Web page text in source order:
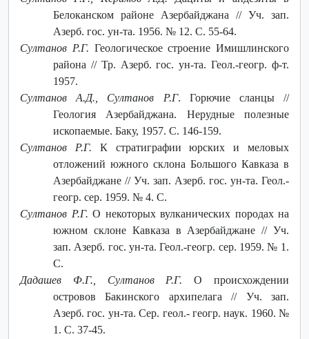
Белоканском районе Азербайджана // Уч. зап.
Азерб. гос. ун-та. 1956. № 12. С. 55-64.
Султанов Р.Г. Геологическое строение Имишлинского
района // Тр. Азерб. гос. ун-та. Геол.-геогр. ф-т.
1957.
Султанов А.Д., Султанов Р.Г. Горючие сланцы //
Геология Азербайджана. Нерудные полезные
ископаемые. Баку, 1957. С. 146-159.
Султанов Р.Г. К стратиграфии юрских и меловых
отложений южного склона Большого Кавказа в
Азербайджане // Уч. зап. Азерб. гос. ун-та. Геол.-
геогр. сер. 1959. № 4. С.
Султанов Р.Г. О некоторых вулканических породах на
южном склоне Кавказа в Азербайджане // Уч.
зап. Азерб. гос. ун-та. Геол.-геогр. сер. 1959. № 1.
С.
Дадашев Ф.Г., Султанов Р.Г. О происхождении
островов Бакинского архипелага // Уч. зап.
Азерб. гос. ун-та. Сер. геол.- геогр. наук. 1960. №
1. С. 37-45.